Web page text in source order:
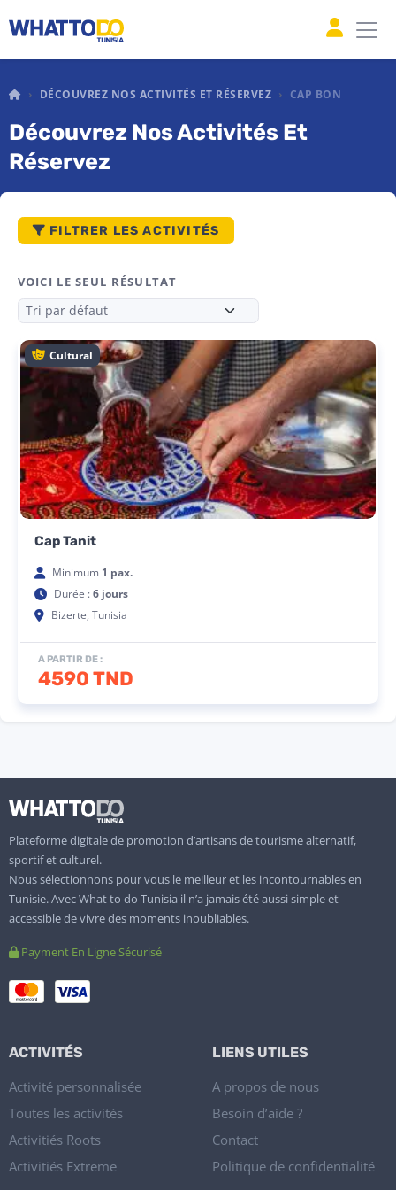
WHAT TO DO TUNISIA
DÉCOUVREZ NOS ACTIVITÉS ET RÉSERVEZ CAP BON
Découvrez Nos Activités Et
Réservez
FILTRER LES ACTIVITÉS
VOICI LE SEUL RÉSULTAT
Cultural
Cap Tanit
Minimum 1 pax.
Durée :6 jours
Bizerte, Tunisia
A PARTIR DE :
4590 TND
Plateforme digitale de promotion d’artisans de tourisme alternatif,
sportif et culturel.
Nous sélectionnons pour vous le meilleur et les incontournables en
Tunisie. Avec What to do Tunisia il n’a jamais été aussi simple et
accessible de vivre des moments inoubliables.
Payment En Ligne Sécurisé
ACTIVITÉS
Activité personnalisée
Toutes les activités
Activitiés Roots
Activitiés Extreme
LIENS UTILES
A propos de nous
Besoin d’aide ?
Contact
Politique de confidentialité